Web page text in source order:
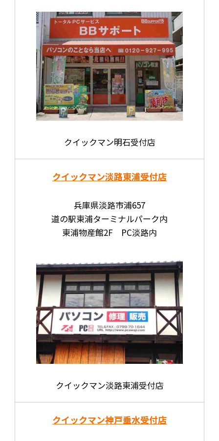
クイックマン明石受付店
クイックマン淡路東浦受付店
兵庫県淡路市浦657
道の駅東浦ターミナルパーク内
東浦物産館2F PC淡路内
クイックマン淡路東浦受付店
クイックマン神戸垂水受付店